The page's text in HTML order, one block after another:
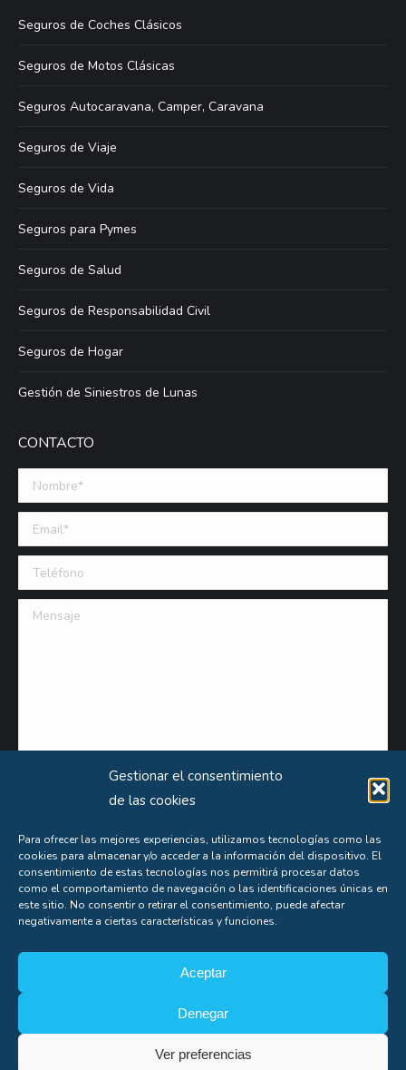
Gestionar el consentimiento
de las cookies
Para ofrecer las mejores experiencias, utilizamos tecnologías como las
cookies para almacenar y/o acceder a la información del dispositivo. El
consentimiento de estas tecnologías nos permitirá procesar datos
como el comportamiento de navegación o las identificaciones únicas en
este sitio. No consentir o retirar el consentimiento, puede afectar
negativamente a ciertas características y funciones.
Aceptar
Denegar
Ver preferencias
Seguros de Coches Clásicos
Seguros de Motos Clásicas
Seguros Autocaravana, Camper, Caravana
Seguros de Viaje
Seguros de Vida
Seguros para Pymes
Seguros de Salud
Seguros de Responsabilidad Civil
Seguros de Hogar
Gestión de Siniestros de Lunas
CONTACTO
Nombre *
Email (requerido)
Teléfono
Mensaje
Puede obtener información extensa sobre el uso que le damos a sus datos personales
consultando nuestraPolítica de Privacidad.
Aceptas nuestrapolítica de privacidad
Soporte